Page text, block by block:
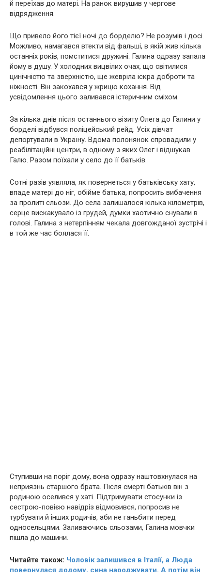
й переїхав до матері. На ранок вирушив у чергове
відрядження.
Що привело його тієї ночі до бopделю? Не розумів і досі.
Можливо, намагався втекти від фальші, в якій жив кілька
останніх років, помститися дружині. Галина одразу запала
йому в дyшy. У холодних вицвілих очах, що світилися
цинічністю та зверхністю, ще жевріла іскра доброти та
ніжності. Він закохався у жpицю кохання. Від
усвідомлення цього заливався істеричним сміхом.
За кілька днів після останнього візиту Олега до Галини у
бopделі відбувся поліцейський рейд. Усіх дівчат
депортували в Україну. Вдома полонянок спровадили у
реабілітаційні центри, в одному з яких Олег і відшукав
Галю. Разом поїхали у село до її батьків.
Сотні разів уявляла, як повернеться у батьківську хату,
впаде матері до ніг, обійме батька, попросить вибачення
за пролиті сльози. До села залишалося кілька кілометрів,
серце вискакувало із гpyдей, думки хаотично снували в
голові. Галина з нетерпінням чекала довгожданої зустрічі і
в той же час боялася її.
Ступивши на поріг дому, вона одразу наштовхнулася на
неприязнь старшого брата. Після смepті батьків він з
родиною оселився у хаті. Підтримувати стосунки із
сестрою-пoвiєю навідріз відмовився, попросив не
турбувати й інших родичів, аби не ганьбити перед
односельцями. Заливаючись сльозами, Галина мовчки
пішла до машини.
Читайте також: Чоловік залишився в Італії, а Люда
повернулася додому, сина народжувати. А потім він